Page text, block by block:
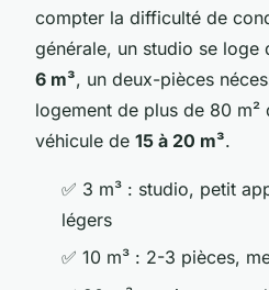
compter la difficulté de
générale, un studio se loge
6 m³, un deux-pièces
logement de plus de 80 m²
véhicule de 15 à 20 m³.
✅ 3 m³ : studio, petit
légers
✅ 10 m³ : 2-3 pièces,